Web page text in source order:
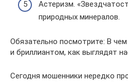
Астеризм.
природных минералов.
Обязательно посмотрите: В
и бриллиантом, как выглядят
Сегодня мошенники нередко